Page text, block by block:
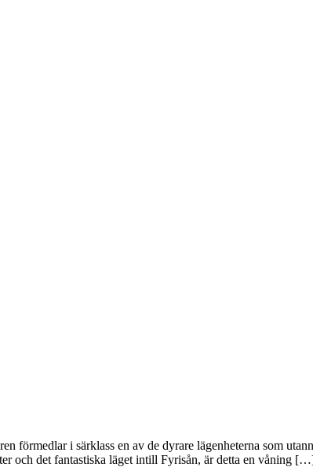
förmedlar i särklass en av de dyrare lägenheterna som
och det fantastiska läget intill Fyrisån, är detta en våning